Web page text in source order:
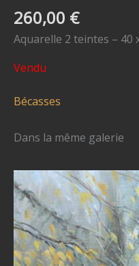
260,00 €
Aquarelle 2 teintes – 40
Vendu
Bécasses
Dans la même galerie